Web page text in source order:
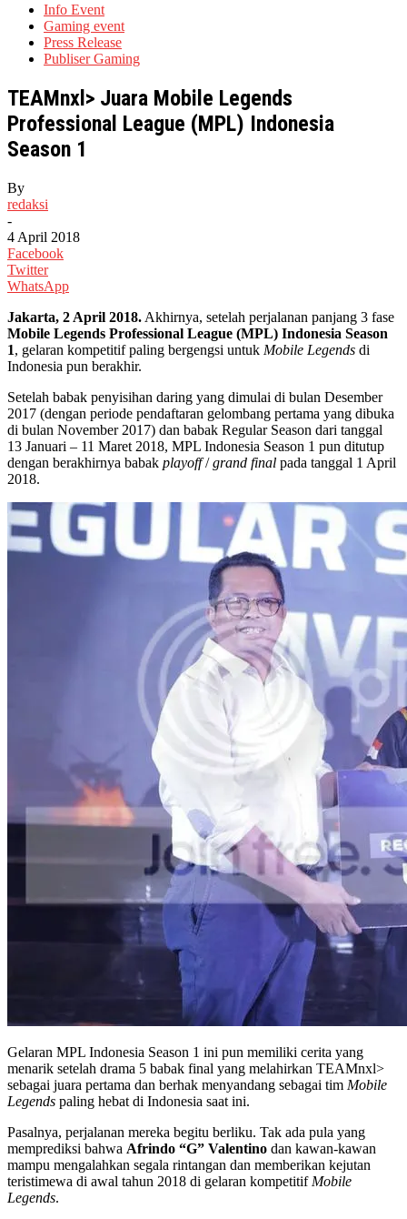
Info Event
Gaming event
Press Release
Publiser Gaming
TEAMnxl> Juara Mobile Legends
Professional League (MPL) Indonesia
Season 1
By
redaksi
-
4 April 2018
Facebook
Twitter
WhatsApp
Jakarta, 2 April 2018. Akhirnya, setelah perjalanan panjang 3 fase
Mobile Legends Professional League (MPL) Indonesia Season
1, gelaran kompetitif paling bergengsi untuk Mobile Legends di
Indonesia pun berakhir.
Setelah babak penyisihan daring yang dimulai di bulan Desember
2017 (dengan periode pendaftaran gelombang pertama yang dibuka
di bulan November 2017) dan babak Regular Season dari tanggal
13 Januari – 11 Maret 2018, MPL Indonesia Season 1 pun ditutup
dengan berakhirnya babak playoff/grand final pada tanggal 1 April
2018.
Gelaran MPL Indonesia Season 1 ini pun memiliki cerita yang
menarik setelah drama 5 babak final yang melahirkan TEAMnxl>
sebagai juara pertama dan berhak menyandang sebagai tim Mobile
Legends paling hebat di Indonesia saat ini.
Pasalnya, perjalanan mereka begitu berliku. Tak ada pula yang
memprediksi bahwa Afrindo “G” Valentino dan kawan-kawan
mampu mengalahkan segala rintangan dan memberikan kejutan
teristimewa di awal tahun 2018 di gelaran kompetitif Mobile
Legends.